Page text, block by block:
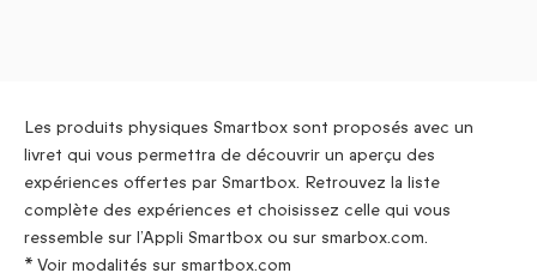
Les produits physiques Smartbox sont proposés avec un
livret qui vous permettra de découvrir un aperçu des
expériences offertes par Smartbox. Retrouvez la liste
complète des expériences et choisissez celle qui vous
ressemble sur l’Appli Smartbox ou sur smarbox.com.
* Voir modalités sur smartbox.com